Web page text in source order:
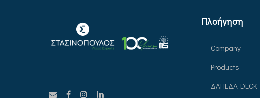
Πλοήγηση
Company
Products
ΔΑΠΕΔΑ-DECK